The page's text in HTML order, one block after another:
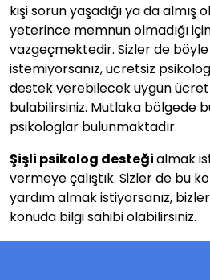
kişi sorun yaşadığı ya da almış
yeterince memnun olmadığı
vazgeçmektedir. Sizler de
istemiyorsanız, ücretsiz
destek verebilecek uygun
bulabilirsiniz. Mutlaka bölgede
psikologlar bulunmaktadır.
Şişli psikolog desteği almak
vermeye çalıştık. Sizler de bu
yardım almak istiyorsanız,
konuda bilgi sahibi olabilirsiniz.